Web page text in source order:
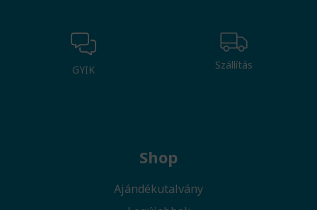
GYIK Szállítás
Shop
Ajándékutalvány